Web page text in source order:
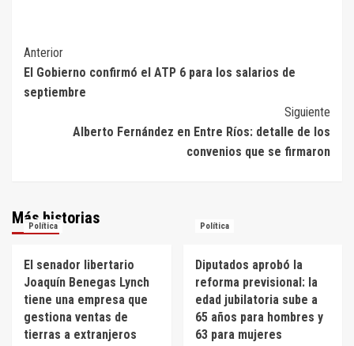
Navegación
de
entradas
Anterior
El Gobierno confirmó el ATP 6 para los salarios de
septiembre
Siguiente
Alberto Fernández en Entre Ríos: detalle de los
convenios que se firmaron
Más historias
Política
El senador libertario
Joaquín Benegas Lynch
tiene una empresa que
gestiona ventas de
tierras a extranjeros
Política
Diputados aprobó la
reforma previsional: la
edad jubilatoria sube a
65 años para hombres y
63 para mujeres